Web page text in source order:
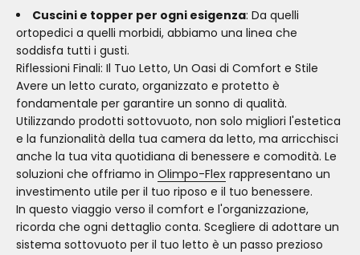
Cuscini e topper per ogni esigenza: Da quelli
ortopedici a quelli morbidi, abbiamo una linea che
soddisfa tutti i gusti.
Riflessioni Finali: Il Tuo Letto, Un Oasi di Comfort e Stile
Avere un letto curato, organizzato e protetto è
fondamentale per garantire un sonno di qualità.
Utilizzando prodotti sottovuoto, non solo migliori l'estetica
e la funzionalità della tua camera da letto, ma arricchisci
anche la tua vita quotidiana di benessere e comodità. Le
soluzioni che offriamo in Olimpo-Flex rappresentano un
investimento utile per il tuo riposo e il tuo benessere.
In questo viaggio verso il comfort e l'organizzazione,
ricorda che ogni dettaglio conta. Scegliere di adottare un
sistema sottovuoto per il tuo letto è un passo prezioso